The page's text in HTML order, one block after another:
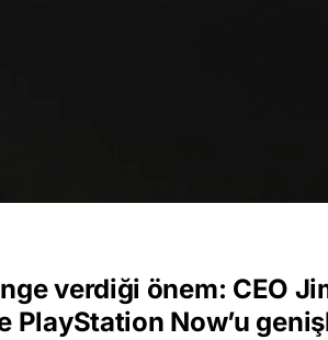
verdiği önem: CEO
PlayStation Now’u